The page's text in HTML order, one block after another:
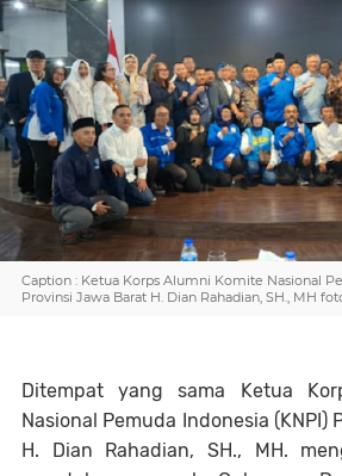
Caption : Ketua Korps Alumni Komite Nasional
Provinsi Jawa Barat H. Dian Rahadian, SH., MH
Ditempat yang sama Ketua
Nasional Pemuda Indonesia (KNPI)
H. Dian Rahadian, SH., MH.